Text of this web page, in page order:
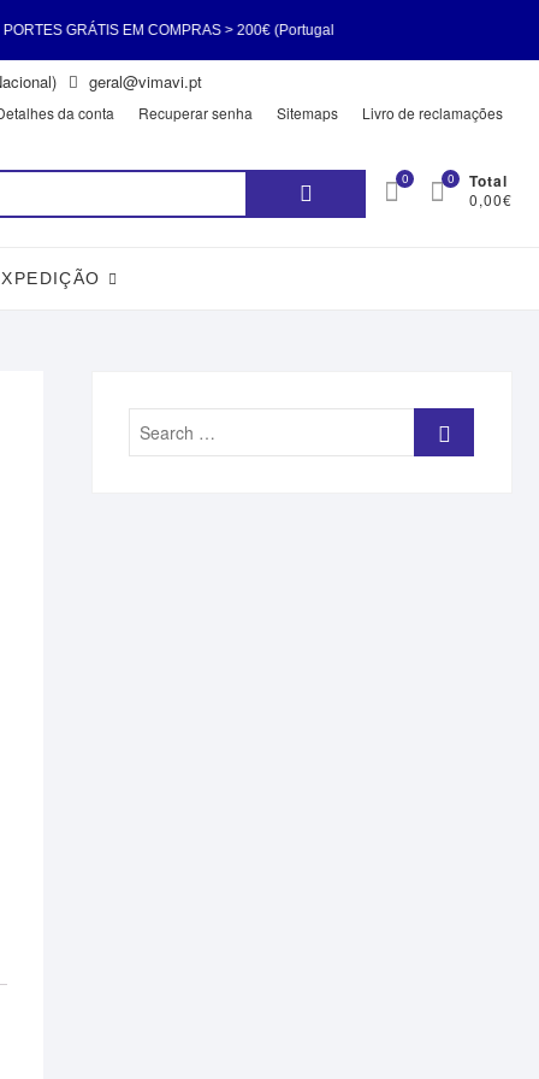
EM COMPRAS > 200€ (Portugal
GRÁTIS EM COMPRAS > 200€
geral@vimavi.pt
da conta Recuperar senha Sitemaps Livro de reclamações
Pesquisar
0 Total
0,00€
0
Search